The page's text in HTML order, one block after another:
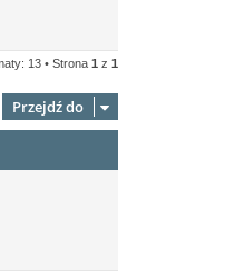
13 • Strona 1 z 1
Przejdź do